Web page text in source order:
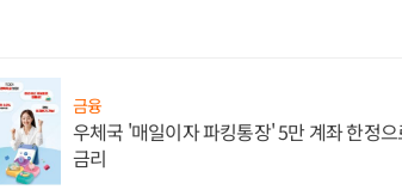
금융
우체국 '매일이자 파킹통장' 5만 계좌 한정
금리